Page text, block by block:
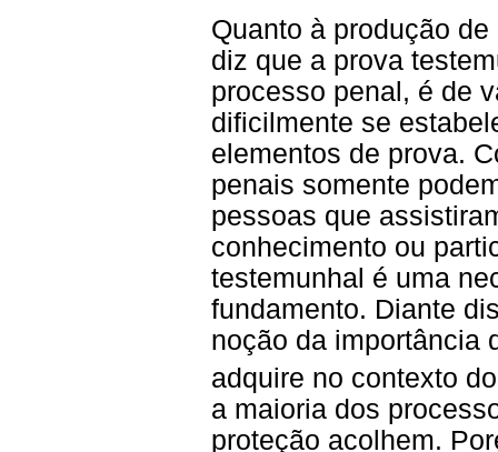
Quanto à produção
diz que a prova
processo penal, é de
dificilmente se
elementos de prova.
penais somente
pessoas que
conhecimento ou
testemunhal é uma
fundamento. Diante
noção da importância
adquire no contexto
a maioria dos
proteção acolhem.